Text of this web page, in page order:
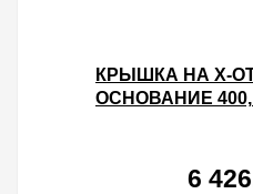
КРЫШКА НА X-
ОСНОВАНИЕ 400,
6